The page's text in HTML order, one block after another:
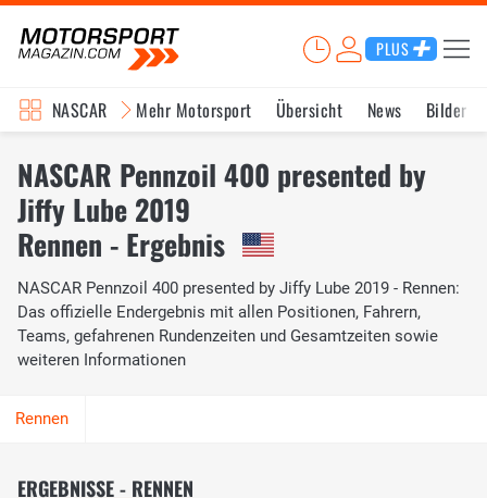
PLUS
NASCAR Mehr Motorsport Übersicht News Bilder
NASCAR Pennzoil 400 presented by
Jiffy Lube 2019
Rennen - Ergebnis
NASCAR Pennzoil 400 presented by Jiffy Lube 2019 - Rennen:
Das offizielle Endergebnis mit allen Positionen, Fahrern,
Teams, gefahrenen Rundenzeiten und Gesamtzeiten sowie
weiteren Informationen
ERGEBNISSE - RENNEN